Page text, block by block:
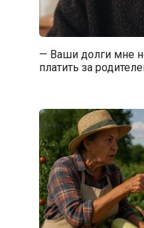
— Ваши долги мне
платить за